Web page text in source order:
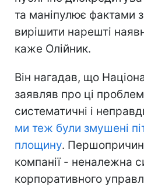
та маніпулює фактами
вирішити нарешті
каже Олійник.
Він нагадав, що
заявляв про ці
систематичні і
ми теж були змушені
площину.
компанії - неналежна
корпоративного